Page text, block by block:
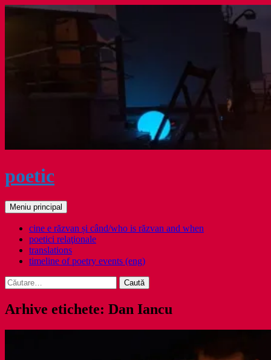
Sari
poetic
Caută
Meniu principal
cine e răzvan și când/who is răzvan and when
poetici relaţionale
translations
timeline of poetry events (eng)
Caută
după:
Arhive etichete: Dan Iancu